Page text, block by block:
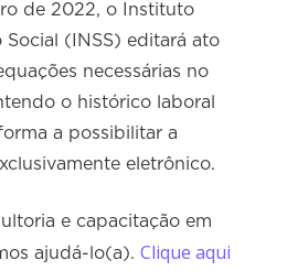
de 2022, o Instituto
Social (INSS) editará ato
necessárias no
o histórico laboral
a possibilitar a
eletrônico.
e capacitação em
ajudá-lo(a).Clique aqui